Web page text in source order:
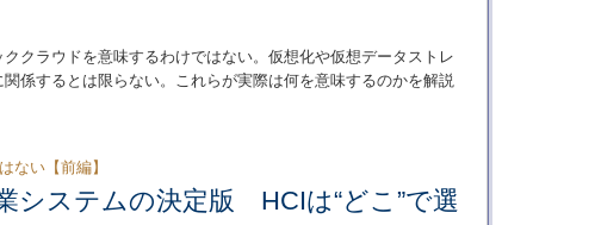
クラウドを意味するわけではない。仮想化や仮想データストレ
係するとは限らない。これらが実際は何を意味するのかを解説
ない【前編】
システムの決定版 HCIは“どこ”で選